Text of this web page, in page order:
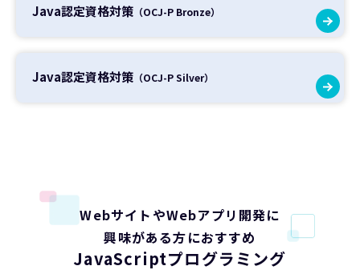
Java認定資格対策 （OCJ-P Bronze）
Java認定資格対策 （OCJ-P Silver）
WebサイトやWebアプリ開発に
興味がある方におすすめ
JavaScriptプログラミング